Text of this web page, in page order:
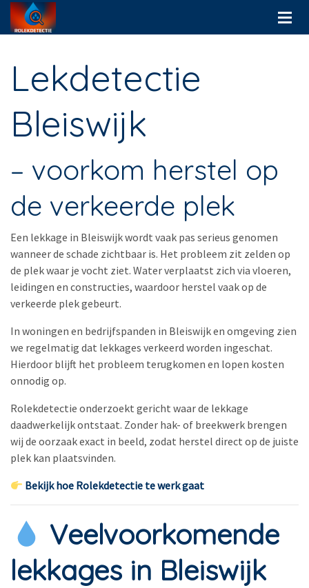
Lekdetectie
Bleiswijk
– voorkom herstel op
de verkeerde plek
Een lekkage in Bleiswijk wordt vaak pas serieus genomen
wanneer de schade zichtbaar is. Het probleem zit zelden op
de plek waar je vocht ziet. Water verplaatst zich via vloeren,
leidingen en constructies, waardoor herstel vaak op de
verkeerde plek gebeurt.
In woningen en bedrijfspanden in Bleiswijk en omgeving zien
we regelmatig dat lekkages verkeerd worden ingeschat.
Hierdoor blijft het probleem terugkomen en lopen kosten
onnodig op.
Rolekdetectie onderzoekt gericht waar de lekkage
daadwerkelijk ontstaat. Zonder hak- of breekwerk brengen
wij de oorzaak exact in beeld, zodat herstel direct op de juiste
plek kan plaatsvinden.
Bekijk hoe Rolekdetectie te werk gaat
Veelvoorkomende
lekkages in Bleiswijk